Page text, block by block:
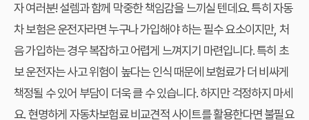
자 여러분! 설렘과 함께 막중한 책임감을 느끼실 텐데요. 특히 자동
차 보험은 운전자라면 누구나 가입해야 하는 필수 요소이지만, 처
음 가입하는 경우 복잡하고 어렵게 느껴지기 마련입니다. 특히 초
보 운전자는 사고 위험이 높다는 인식 때문에 보험료가 더 비싸게
책정될 수 있어 부담이 더욱 클 수 있습니다. 하지만 걱정하지 마세
요. 현명하게 자동차보험료 비교견적 사이트를 활용한다면 불필요